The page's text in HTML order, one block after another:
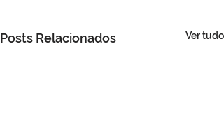
Posts Relacionados Ver tudo